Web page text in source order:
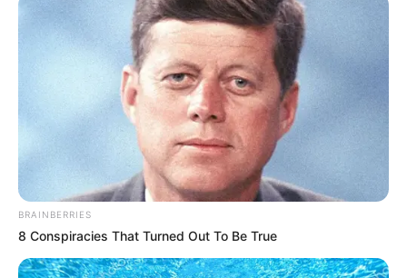
ΤΑΥΤΟΤΗΤΑ ΚΑΙ ΕΠΙΚΟΙΝΩΝΙΑ ΟΡΟΙ ΧΡΗΣΗΣ
© 2025 EVIANEWS του Γιώργου Κουτσελίνη
BRAINBERRIES
8 Conspiracies That Turned Out To Be True